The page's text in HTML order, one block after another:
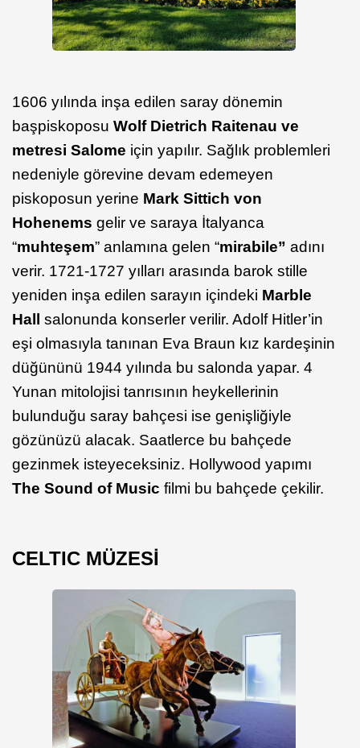
1606 yılında inşa edilen saray dönemin
başpiskoposu Wolf Dietrich Raitenau ve
metresi Salome için yapılır. Sağlık problemleri
nedeniyle görevine devam edemeyen
piskoposun yerine Mark Sittich von
Hohenems gelir ve saraya İtalyanca
“muhteşem” anlamına gelen “mirabile” adını
verir. 1721-1727 yılları arasında barok stille
yeniden inşa edilen sarayın içindeki Marble
Hall salonunda konserler verilir. Adolf Hitler’in
eşi olmasıyla tanınan Eva Braun kız kardeşinin
düğününü 1944 yılında bu salonda yapar. 4
Yunan mitolojisi tanrısının heykellerinin
bulunduğu saray bahçesi ise genişliğiyle
gözünüzü alacak. Saatlerce bu bahçede
gezinmek isteyeceksiniz. Hollywood yapımı
The Sound of Music filmi bu bahçede çekilir.
CELTIC MÜZESİ